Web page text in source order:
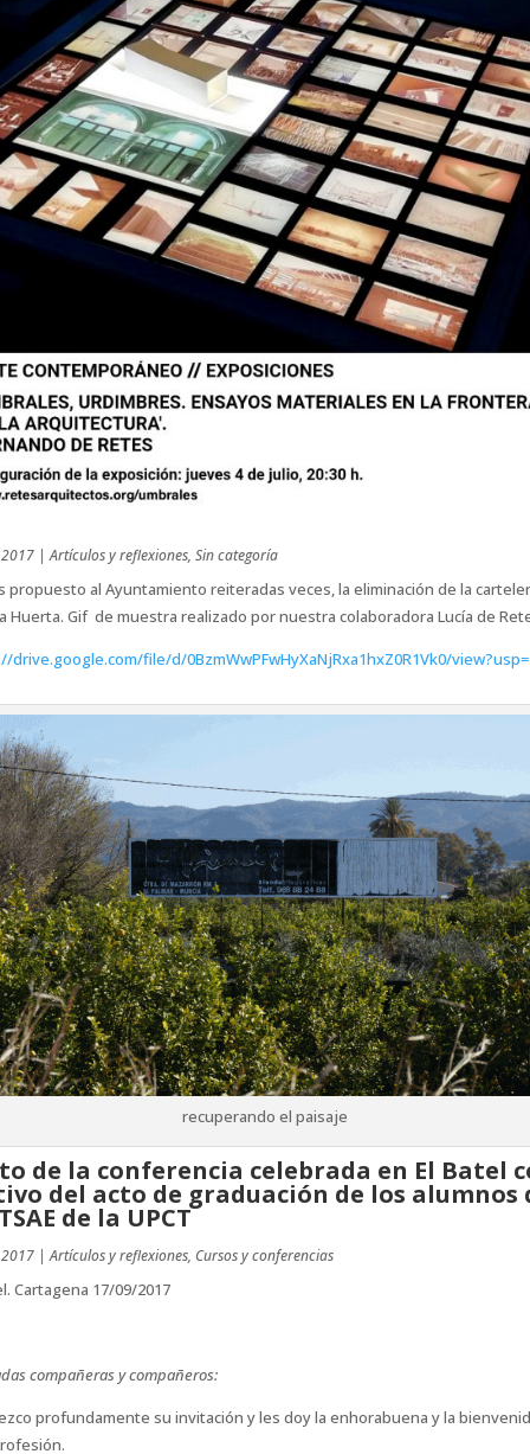
|Artículos y reflexiones, Sin categoría
propuesto al Ayuntamiento reiteradas veces, la eliminación de la
Huerta. Gif de muestra realizado por nuestra colaboradora Lucía de
drive.google.com/file/d/0BzmWwPFwHyXaNjRxa1hxZ0R1Vk0/view?usp=
recuperando el paisaje
de la conferencia celebrada en El Batel
del acto de graduación de los alumnos
de la UPCT
|Artículos y reflexiones, Cursos y conferencias
Cartagena 17/09/2017
compañeras y compañeros:
profundamente su invitación y les doy la enhorabuena y la